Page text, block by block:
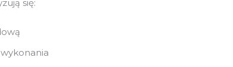
się:
wykonania